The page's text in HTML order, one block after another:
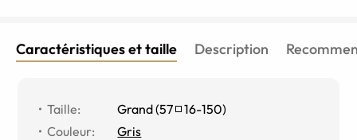
Caractéristiques et taille Description
Taille: Grand(57 16-150)
Couleur:
Gris